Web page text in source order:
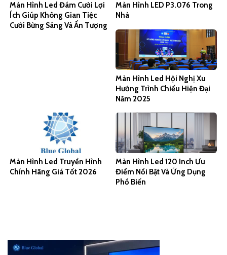
Màn Hình Led Đám Cưới Lợi
Ích Giúp Không Gian Tiệc
Cưới Bừng Sáng Và Ấn Tượng
Màn Hình LED P3.076 Trong
Nhà
Màn Hình Led Hội Nghị Xu
Hướng Trình Chiếu Hiện Đại
Năm 2025
Màn Hình Led Truyền Hình
Chính Hãng Giá Tốt 2026
Màn Hình Led 120 Inch Ưu
Điểm Nổi Bật Và Ứng Dụng
Phổ Biến